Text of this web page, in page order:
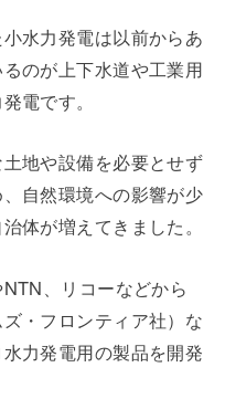
水力発電は以前からあ
のが上下水道や工業用
電です。
地や設備を必要とせず
自然環境への影響が少
体が増えてきました。
、リコーなどから
・フロンティア社）な
力発電用の製品を開発